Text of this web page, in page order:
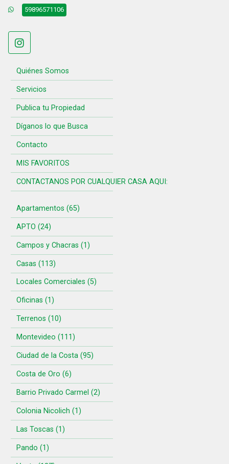
59896571106
Quiénes Somos
Servicios
Publica tu Propiedad
Díganos lo que Busca
Contacto
MIS FAVORITOS
CONTACTANOS POR CUALQUIER CASA AQUI:
Apartamentos (65)
APTO (24)
Campos y Chacras (1)
Casas (113)
Locales Comerciales (5)
Oficinas (1)
Terrenos (10)
Montevideo (111)
Ciudad de la Costa (95)
Costa de Oro (6)
Barrio Privado Carmel (2)
Colonia Nicolich (1)
Las Toscas (1)
Pando (1)